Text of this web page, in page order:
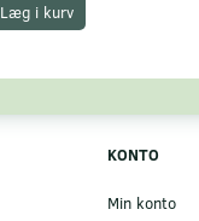
Læg i kurv
KONTO
Min konto